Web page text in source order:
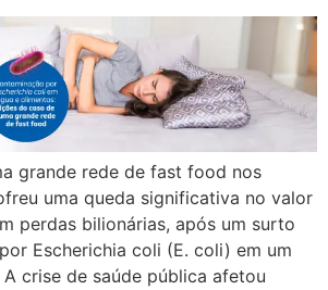
grande rede de fast food nos
uma queda significativa no valor
perdas bilionárias, após um surto
Escherichia coli (E. coli) em um
crise de saúde pública afetou